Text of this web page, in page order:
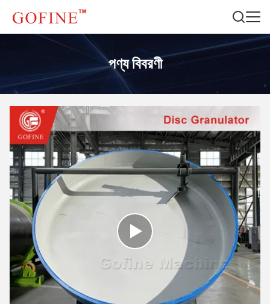
পণ্য বিবরণী